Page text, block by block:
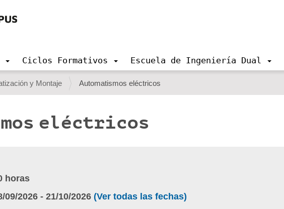
Ciclos Formativos Escuela de Ingeniería Dual
y Montaje Automatismos eléctricos
eléctricos
horas
09/2026- 21/10/2026 (Ver todas las fechas)